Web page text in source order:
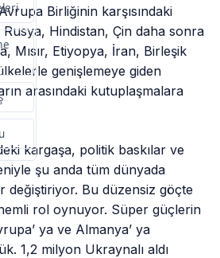
Birliğinin karşısındaki
Hindistan, Çin daha sonra
Mısır, Etiyopya, İran, Birleşik
genişlemeye giden
arasındaki kutuplaşmalara
kargaşa, politik baskılar ve
şu anda tüm dünyada
değiştiriyor. Bu düzensiz göçte
rol oynuyor. Süper güçlerin
ya ve Almanya’ ya
1,2 milyon Ukraynalı aldı